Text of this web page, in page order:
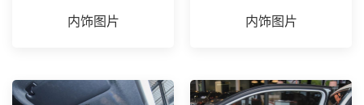
内饰图片 内饰图片